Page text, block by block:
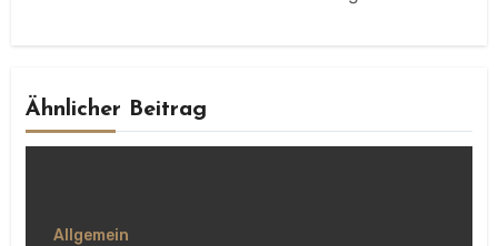
Ähnlicher Beitrag
Allgemein